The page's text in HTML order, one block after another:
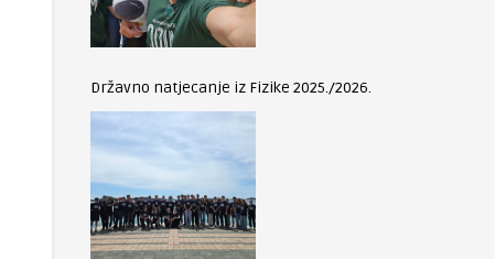
Državno natjecanje iz Fizike 2025./2026.